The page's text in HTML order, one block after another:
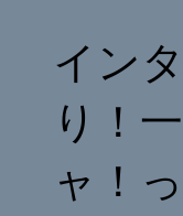
イン
り！
ャ！